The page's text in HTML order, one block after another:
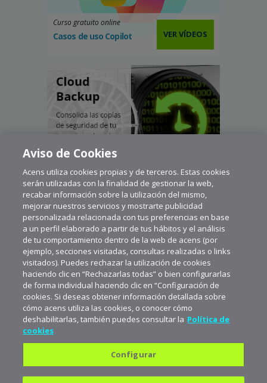
Curso gratuito online
Casos de uso Copilot VER VÍDEOS
Política de privacidad
Política de cookies
Aviso de Cookies
Acens utiliza cookies propias y de terceros. Estas cookies
serán utilizadas con la finalidad de gestionar la web,
recabar información sobre la utilización del mismo,
mejorar nuestros servicios y mostrarte publicidad
personalizada relacionada con tus preferencias en base
a un perfil elaborado a partir de tus hábitos y el análisis
de tu comportamiento dentro de la web de acens (por
ejemplo, secciones visitadas, consultas realizadas o links
visitados). Puedes rechazar la utilización de cookies
haciendo clic en “Rechazarlas todas” o bien configurarlas
de forma individual haciendo clic en “Configuración de
cookies. Si deseas obtener información detallada sobre
cómo acens utiliza las cookies, o conocer cómo
deshabilitarlas, también puedes consultar la Política de
cookies
Configurar